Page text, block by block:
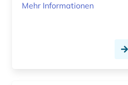
lernprogramm (2)
literatur (1)
Mehr Informationen